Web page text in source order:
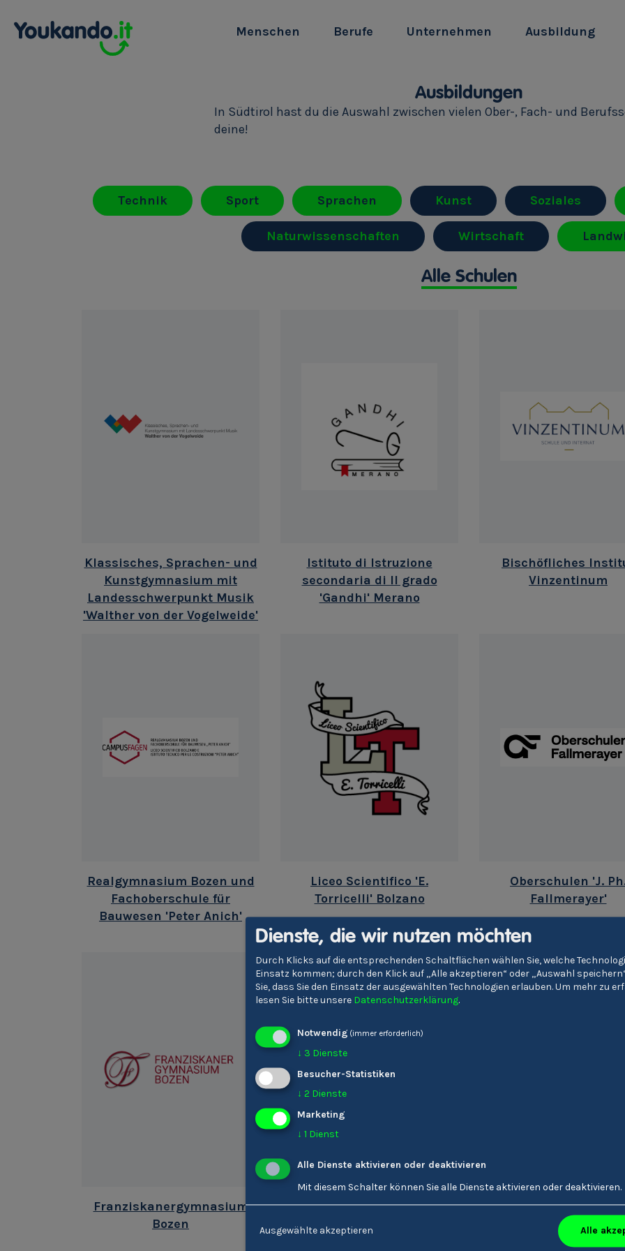
Menschen Berufe Unternehmen Ausbildung
Ausbildungen
In Südtirol hast du die Auswahl zwischen vielen Ober-, Fach- und
deine!
Technik Sport Sprachen Kunst Soziales
Naturwissenschaften Wirtschaft
Alle Schulen
Klassisches, Sprachen- und
Kunstgymnasium mit
Landesschwerpunkt Musik
'Walther von der Vogelweide'
Istituto di Istruzione
secondaria di II grado
'Gandhi' Merano
Bischöfliches
Vinzentinum
Realgymnasium Bozen und
Fachoberschule für
Bauwesen 'Peter Anich'
Liceo Scientifico 'E.
Torricelli' Bolzano
Oberschulen 'J.
Fallmerayer'
Franziskanergymnasium
Bozen
Realgymnasium 'A. Einstein'
& Technologische
Kunstgymnasium
St. Ulrich
Dienste, die wir nutzen möchten
Durch Klicks auf die entsprechenden Schaltflächen wählen Sie, welche
Einsatz kommen; durch den Klick auf „Alle akzeptieren“ oder „Auswahl
Sie, dass Sie den Einsatz der ausgewählten Technologien erlauben.Um mehr zu
lesen Sie bitte unsere Datenschutzerklärung.
Notwendig (immer erforderlich)
↓ 3 Dienste
Besucher-Statistiken
↓ 2 Dienste
Marketing
↓ 1 Dienst
Alle Dienste aktivieren oder deaktivieren
Mit diesem Schalter können Sie alle Dienste aktivieren oder deaktivieren.
Ausgewählte akzeptieren Alle